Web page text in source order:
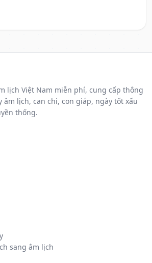
lịch Việt Nam miễn phí, cung cấp thông
âm lịch, can chi, con giáp, ngày tốt xấu
thống.
sang âm lịch